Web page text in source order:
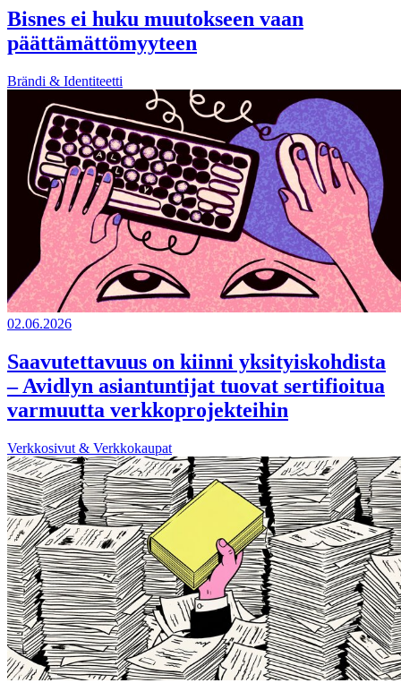
Bisnes ei huku muutokseen vaan
päättämättömyyteen
Brändi & Identiteetti
02.06.2026
Saavutettavuus on kiinni yksityiskohdista
– Avidlyn asiantuntijat tuovat sertifioitua
varmuutta verkkoprojekteihin
Verkkosivut & Verkkokaupat